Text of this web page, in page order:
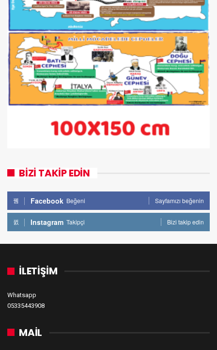
BİZİ TAKİP EDİN
Facebook Beğeni Sayfamızı beğenin
Instagram Takipçi Bizi takip edin
İLETİŞİM
Whatsapp
05335443908
MAİL